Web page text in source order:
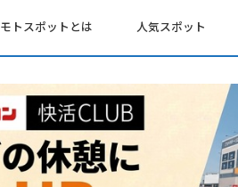
モトスポットとは 人気スポット